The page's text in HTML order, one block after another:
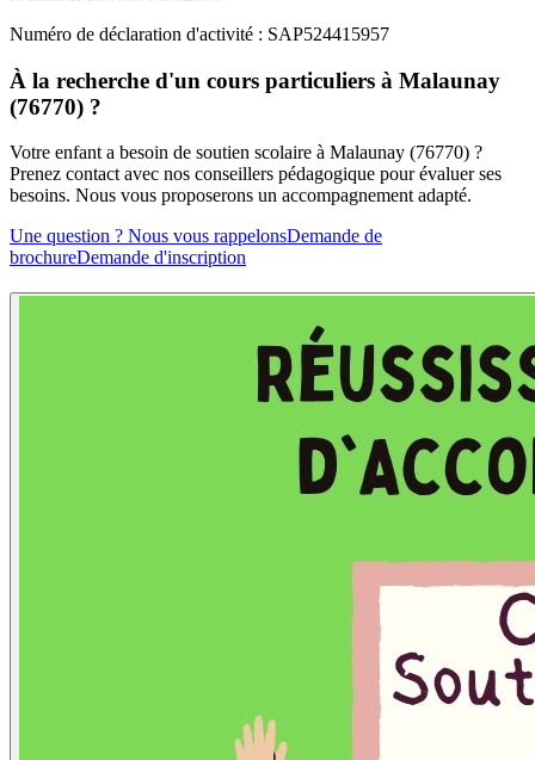
Numéro de déclaration d'activité : SAP524415957
À la recherche d'un cours particuliers à Malaunay
(76770) ?
Votre enfant a besoin de soutien scolaire à Malaunay (76770) ?
Prenez contact avec nos conseillers pédagogique pour évaluer ses
besoins. Nous vous proposerons un accompagnement adapté.
Une question ? Nous vous rappelonsDemande de
brochureDemande d'inscription